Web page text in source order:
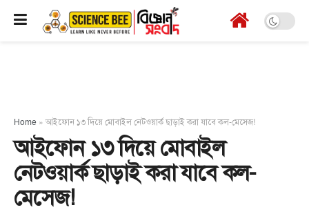
Home »আইফোন ১৩ দিয়ে মোবাইল নেটওয়ার্ক ছাড়াই করা যাবে কল-মেসেজ!
আইফোন ১৩ দিয়ে মোবাইল
নেটওয়ার্ক ছাড়াই করা যাবে কল-
মেসেজ!